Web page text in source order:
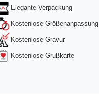
Elegante Verpackung
Kostenlose Größenanpassung
Kostenlose Gravur
Kostenlose Grußkarte